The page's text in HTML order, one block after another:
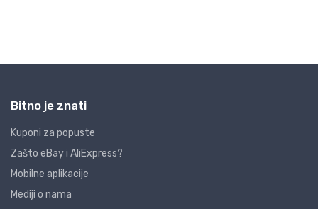
Bitno je znati
Kuponi za popuste
Zašto eBay i AliExpress?
Mobilne aplikacije
Mediji o nama